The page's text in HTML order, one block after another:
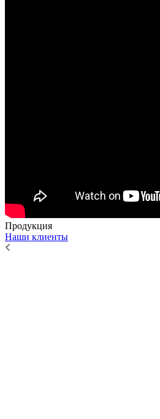
Продукция
Наши клиенты